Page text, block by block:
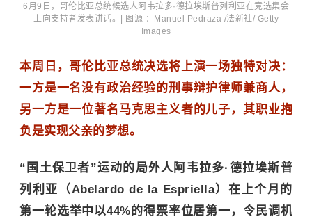
6月9日，哥伦比亚总统候选人阿韦拉多·德拉埃斯普列利亚在竞选集会
上向支持者发表讲话。| 图源 ：Manuel Pedraza /法新社/ Getty
Images
本周日，哥伦比亚总统决选将上演一场独特对决：
一方是一名没有政治经验的刑事辩护律师兼商人，
另一方是一位著名马克思主义者的儿子，其职业抱
负是实现父亲的梦想。
“国土保卫者”运动的局外人阿韦拉多·德拉埃斯普
列利亚（Abelardo de la Espriella）在上个月的
第一轮选举中以44%的得票率位居第一，令民调机